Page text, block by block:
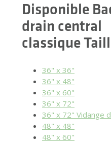
Disponible
drain central
classique
36" x 36"
36" x 48"
36" x 60"
36" x 72"
36" x 72" Vidange
48" x 48"
48" x 60"